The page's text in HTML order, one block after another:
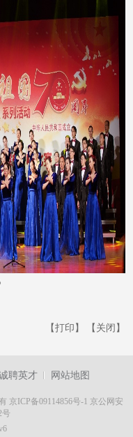
【打印】 【关闭】
聘英才 网站地图
京ICP备09114856号-1 京公网安
号